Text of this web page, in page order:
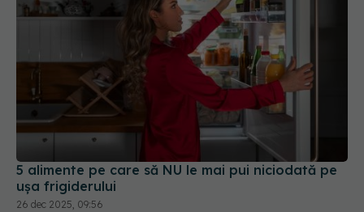
5 alimente pe care să NU le mai pui niciodată pe
ușa frigiderului
26 dec 2025, 09:56